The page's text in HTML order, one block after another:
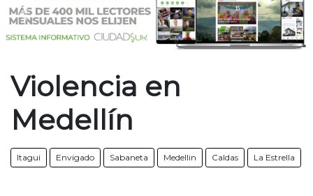
Previous
Violencia en
Medellín
Itagui Envigado Sabaneta Medellin Caldas La Estrella